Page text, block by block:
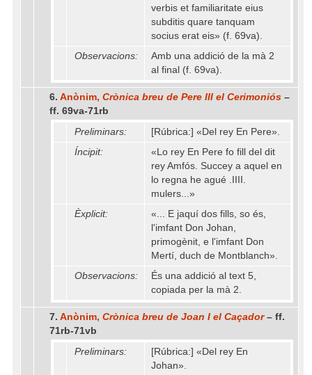
verbis et familiaritate eius
subditis quare tanquam
socius erat eis» (f. 69va).
Observacions:
Amb una addició de la mà 2
al final (f. 69va).
6. Anònim, Crònica breu de Pere III el Cerimoniós –
ff. 69va-71rb
Preliminars:
[Rúbrica:] «Del rey En Pere».
Íncipit:
«Lo rey En Pere fo fill del dit
rey Amfós. Succey a aquel en
lo regna he agué .IIII.
mulers...»
Èxplicit:
«... E jaquí dos fills, so és,
l'imfant Don Johan,
primogènit, e l'imfant Don
Mertí, duch de Montblanch».
Observacions:
És una addició al text 5,
copiada per la mà 2.
7. Anònim, Crònica breu de Joan I el Caçador– ff.
71rb-71vb
Preliminars:
[Rúbrica:] «Del rey En
Johan».